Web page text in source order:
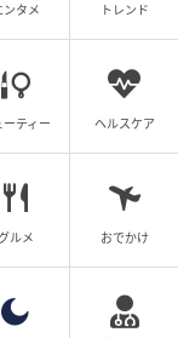
元記事で読む
教育係の勘違い
た恐怖のセク
ンタメ トレンド
ーティー ヘルスケア
グルメ おでかけ